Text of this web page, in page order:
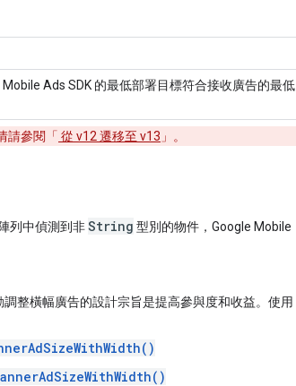
Mobile Ads SDK 的最低部署目標符合接收廣告的最低
請參閱「 從 v12 遷移至 v13 」。
陣列中偵測到非String 型別的物件， Google Mobile
整橫幅廣告的設計宗旨是提高參與度和收益。使用